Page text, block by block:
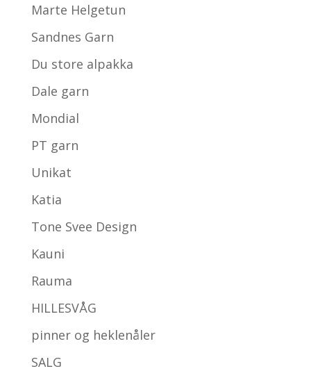
Marte Helgetun
Sandnes Garn
Du store alpakka
Dale garn
Mondial
PT garn
Unikat
Katia
Tone Svee Design
Kauni
Rauma
HILLESVÅG
pinner og heklenåler
SALG